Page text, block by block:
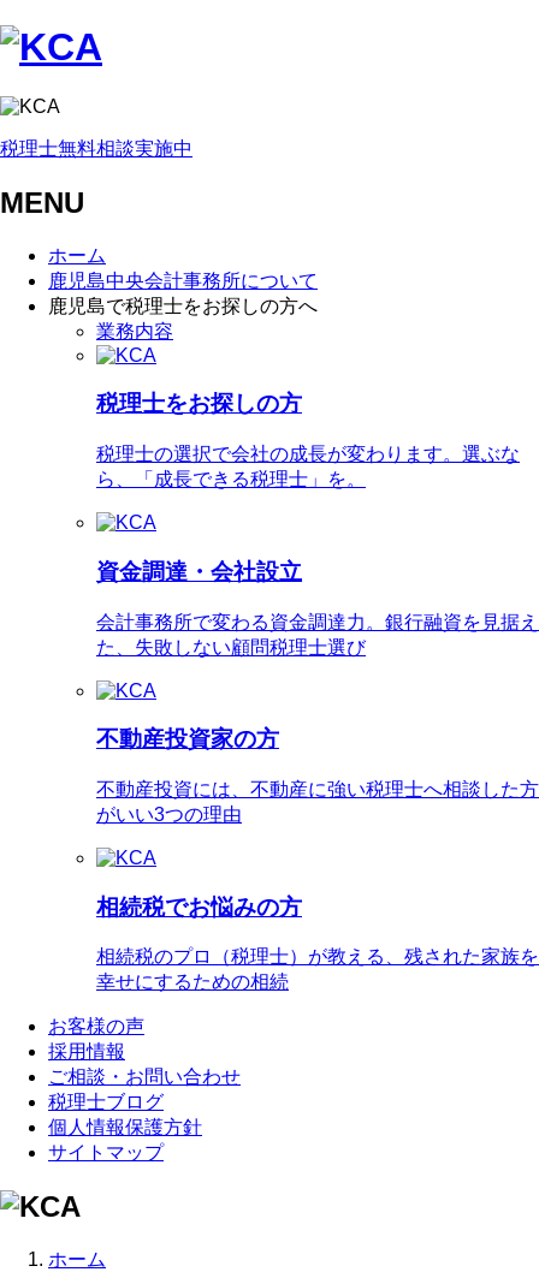
税理士無料相談実施中
MENU
ホーム
鹿児島中央会計事務所について
鹿児島で税理士をお探しの方へ
業務内容
税理士をお探しの方
税理士の選択で会社の成長が変わります。選ぶな
ら、「成長できる税理士」を。
資金調達・会社設立
会計事務所で変わる資金調達力。銀行融資を見据え
た、失敗しない顧問税理士選び
不動産投資家の方
不動産投資には、不動産に強い税理士へ相談した方
がいい3つの理由
相続税でお悩みの方
相続税のプロ（税理士）が教える、残された家族を
幸せにするための相続
お客様の声
採用情報
ご相談・お問い合わせ
税理士ブログ
個人情報保護方針
サイトマップ
ホーム